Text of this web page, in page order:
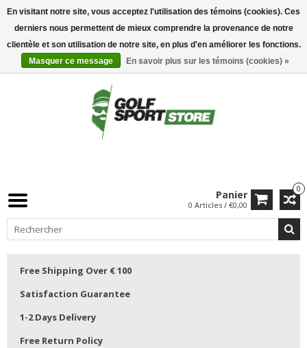
0
Panier
0 Articles / €0,00
Free Shipping Over € 100
Satisfaction Guarantee
1-2 Days Delivery
Free Return Policy
En visitant notre site, vous acceptez l'utilisation des témoins (cookies). Ces
derniers nous permettent de mieux comprendre la provenance de notre
clientèle et son utilisation de notre site, en plus d'en améliorer les fonctions.
Masquer ce message
En savoir plus sur les témoins (cookies) »